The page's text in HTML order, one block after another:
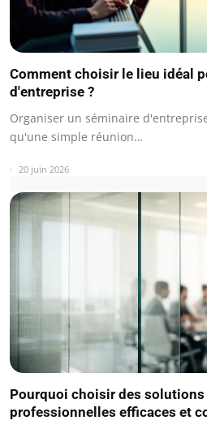
Comment choisir le lieu idéal
d'entreprise ?
Organiser un séminaire
qu'une simple réunion…
20 juin 2026
Pourquoi choisir des
professionnelles efficaces et